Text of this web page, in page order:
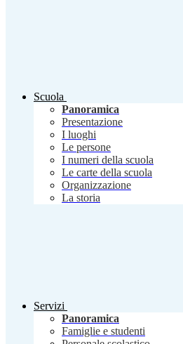
Scuola
Panoramica
Presentazione
I luoghi
Le persone
I numeri della scuola
Le carte della scuola
Organizzazione
La storia
Servizi
Panoramica
Famiglie e studenti